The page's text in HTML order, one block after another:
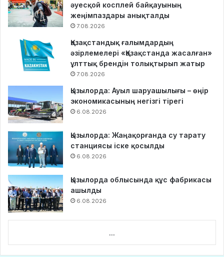
әуесқой косплей байқауының
жеңімпаздары анықталды
7.08.2026
Қазақстандық ғалымдардың
әзірлемелері «Қазақстанда жасалған»
ұлттық брендін толықтырып жатыр
7.08.2026
Қызылорда: Ауыл шаруашылығы – өңір
экономикасының негізгі тірегі
6.08.2026
Қызылорда: Жаңақорғанда су тарату
станциясы іске қосылды
6.08.2026
Қызылорда облысында құс фабрикасы
ашылды
6.08.2026
...